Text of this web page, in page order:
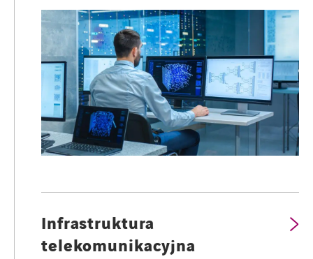
Infrastruktura
telekomunikacyjna